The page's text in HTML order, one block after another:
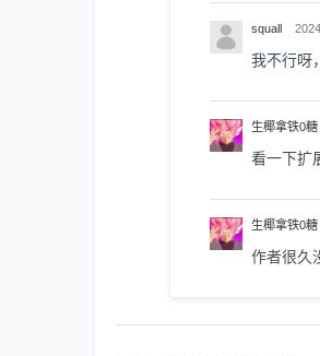
squall
我不行呀
生椰拿铁0糖
看一下扩
生椰拿铁0糖
作者很久